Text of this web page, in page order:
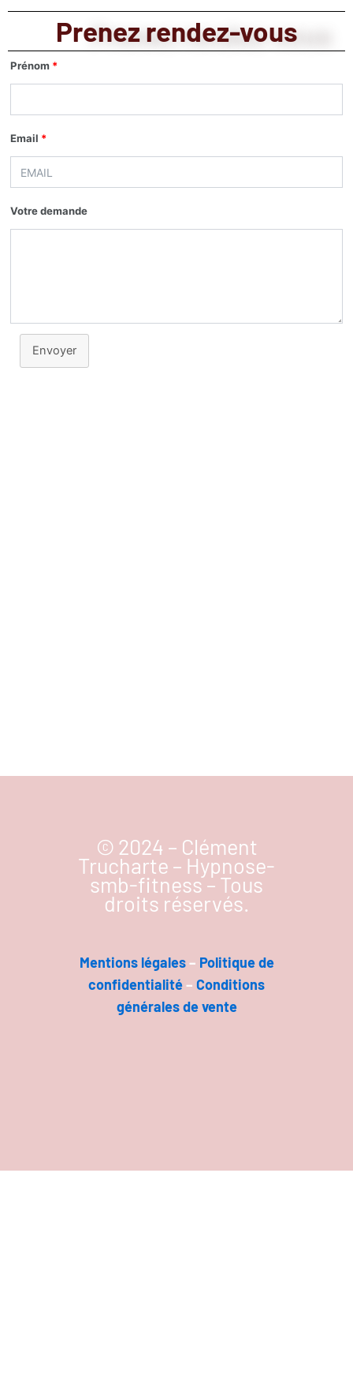
Prenez rendez-vous
Prénom *
Email *
Votre demande
Envoyer
© 2024 – Clément
Trucharte – Hypnose-
smb-fitness – Tous
droits réservés.
Mentions légales– Politique de
confidentialité– Conditions
générales de vente